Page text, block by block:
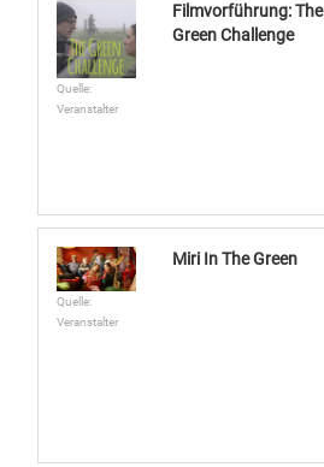
Quelle:
Veranstalter
Filmvorführung: The
Green Challenge
Quelle:
Veranstalter
Miri In The Green